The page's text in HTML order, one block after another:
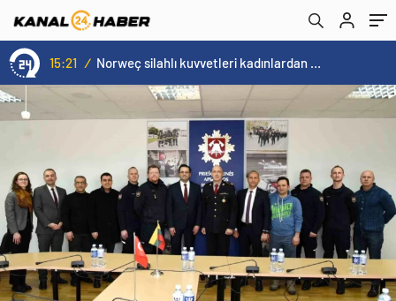
15:21 / Norweç silahlı kuvvetleri kadınlardan oluşan özel kuvvetler eğitimlerini başlattı.